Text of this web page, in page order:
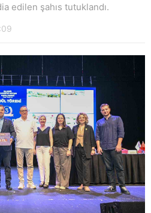
edilen şahıs tutuklandı.